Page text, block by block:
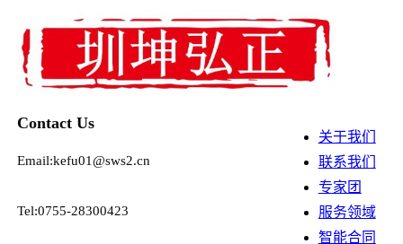
Contact Us
Email:kefu01@sws2.cn
Tel:0755-28300423
关于我们
联系我们
专家团
服务领域
智能合同